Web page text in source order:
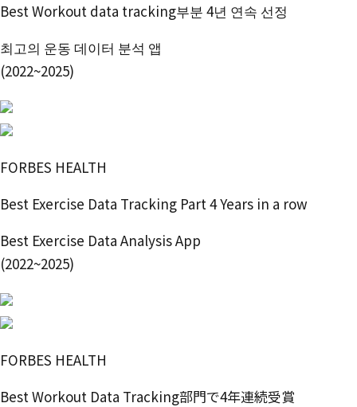
Best Workout data tracking부분 4년 연속 선정
최고의 운동 데이터 분석 앱
(2022~2025)
FORBES HEALTH
Best Exercise Data Tracking Part 4 Years in a row
Best Exercise Data Analysis App
(2022~2025)
FORBES HEALTH
Best Workout Data Tracking部門で4年連続受賞